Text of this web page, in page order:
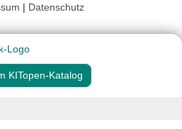
| Datenschutz
KITopen-Katalog